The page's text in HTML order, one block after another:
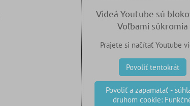
Videá Youtube sú
Voľbami súkromia
Prajete si načítať Youtube
Povoliť tentokrát
Povoliť a zapamätať -
druhom cookie: